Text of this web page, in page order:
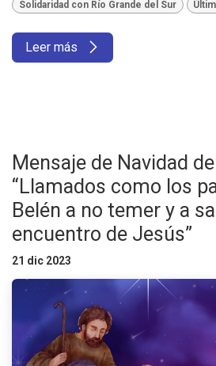
Solidaridad con Río Grande del Sur
Leer más
Mensaje de Navidad
“Llamados como los
Belén a no temer y a
encuentro de Jesús”
21 dic 2023